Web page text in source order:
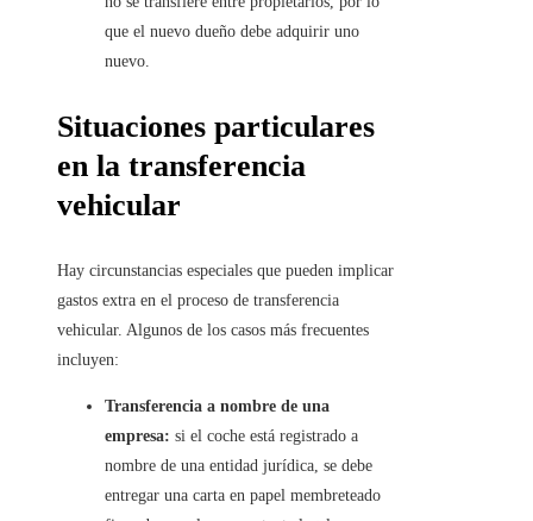
que el nuevo dueño debe adquirir uno
nuevo.
Situaciones particulares
en la transferencia
vehicular
Hay circunstancias especiales que pueden implicar
gastos extra en el proceso de transferencia
vehicular. Algunos de los casos más frecuentes
incluyen:
Transferencia a nombre de una
empresa: si el coche está registrado a
nombre de una entidad jurídica, se debe
entregar una carta en papel membreteado